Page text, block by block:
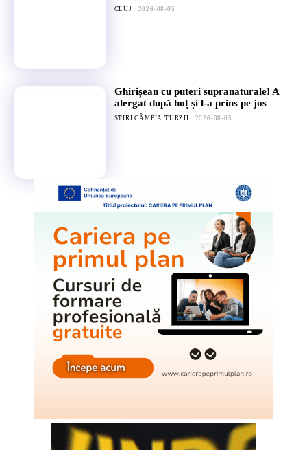
CLUJ 2026-08-05
Ghirișean cu puteri supranaturale! A
alergat după hoț și l-a prins pe jos
ȘTIRI CÂMPIA TURZII 2026-08-05